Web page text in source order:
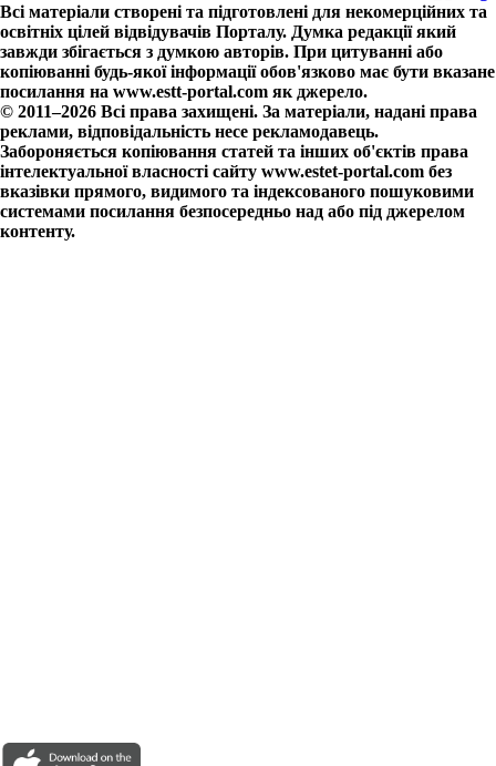
Всі матеріали створені та підготовлені для некомерційних та
освітніх цілей відвідувачів Порталу. Думка редакції який
завжди збігається з думкою авторів. При цитуванні або
копіюванні будь-якої інформації обов'язково має бути вказане
посилання на www.estt-portal.com як джерело.
© 2011–2026 Всі права захищені. За матеріали, надані права
реклами, відповідальність несе рекламодавець.
Забороняється копіювання статей та інших об'єктів права
інтелектуальної власності сайту www.estet-portal.com без
вказівки прямого, видимого та індексованого пошуковими
системами посилання безпосередньо над або під джерелом
контенту.